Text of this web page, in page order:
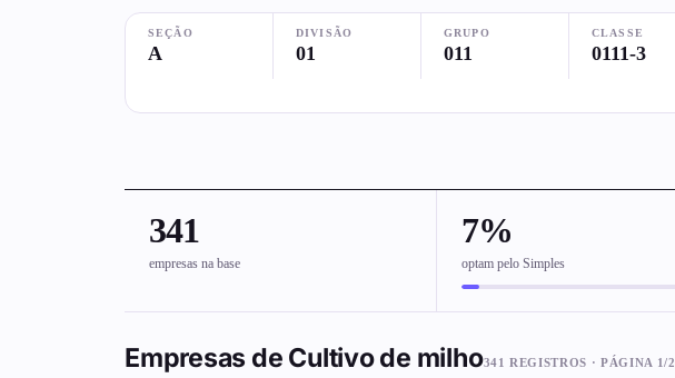
SEÇÃO
A
DIVISÃO
01
GRUPO
011
CLASSE
0111-3
341
empresas na base
7%
optam pelo Simples
Empresas de Cultivo de milho341 REGISTROS · PÁGINA 1/2